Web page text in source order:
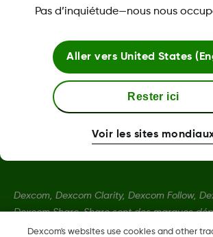
À propos de Dexcom
Plus d'information
Dexcom, Dexcom Clarity, Dexcom Follow,
Dexcom Share, Share sont des marques
Dexcom, Inc. aux États-Unis et peuvent être
Dexcom's websites use cookies and other
Pas d’inquiétude—nous nous
Aller vers United States
Rester ici
Voir les sites